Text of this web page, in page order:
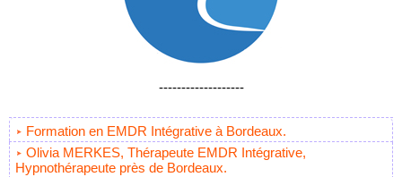
-------------------
Formation en EMDR Intégrative à Bordeaux.
Olivia MERKES, Thérapeute EMDR Intégrative,
Hypnothérapeute près de Bordeaux.